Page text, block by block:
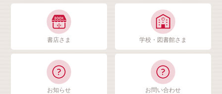
書店さま 学校・図書館さま
お知らせ お問い合わせ